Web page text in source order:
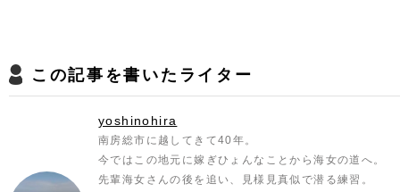
この記事を書いたライター
yoshinohira
南房総市に越してきて40年。
今ではこの地元に嫁ぎひょんなことから海女の道へ。
先輩海女さんの後を追い、見様見真似で潜る練習。